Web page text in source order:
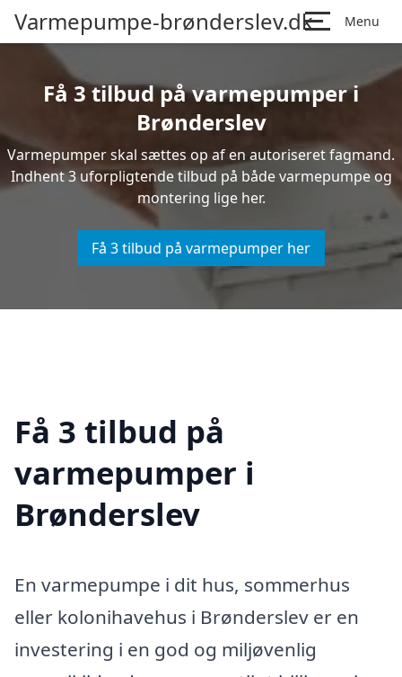
Varmepumpe-brønderslev.dk Menu
Få 3 tilbud på varmepumper i
Brønderslev
Varmepumper skal sættes op af en autoriseret fagmand.
Indhent 3 uforpligtende tilbud på både varmepumpe og
montering lige her.
Få 3 tilbud på varmepumper her
Få 3 tilbud på
varmepumper i
Brønderslev
En varmepumpe i dit hus, sommerhus
eller kolonihavehus i Brønderslev er en
investering i en god og miljøvenlig